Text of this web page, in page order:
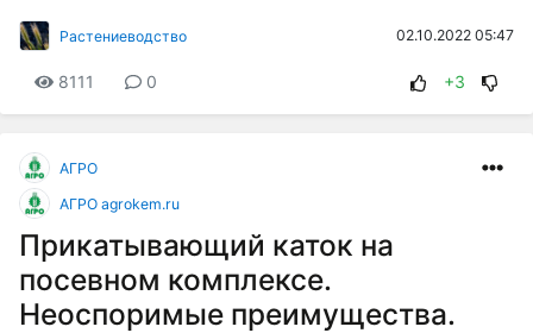
Растениеводство 02.10.2022 05:47
8111 0 +3
АГРО
АГРО agrokem.ru
Прикатывающий каток на
посевном комплексе.
Неоспоримые преимущества.